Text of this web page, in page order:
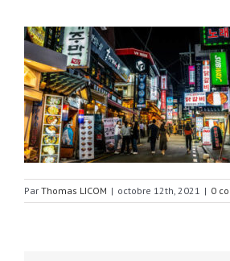
Par Thomas LICOM | octobre 12th, 2021 | 0